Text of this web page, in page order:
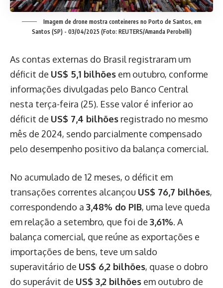
Imagem de drone mostra conteineres no Porto de Santos, em
Santos (SP) - 03/04/2025 (Foto: REUTERS/Amanda Perobelli)
As contas externas do Brasil registraram um
déficit de US$ 5,1 bilhões em outubro, conforme
informações divulgadas pelo Banco Central
nesta terça-feira (25). Esse valor é inferior ao
déficit de US$ 7,4 bilhões registrado no mesmo
mês de 2024, sendo parcialmente compensado
pelo desempenho positivo da balança comercial.
No acumulado de 12 meses, o déficit em
transações correntes alcançou US$ 76,7 bilhões,
correspondendo a 3,48% do PIB, uma leve queda
em relação a setembro, que foi de 3,61%. A
balança comercial, que reúne as exportações e
importações de bens, teve um saldo
superavitário de US$ 6,2 bilhões, quase o dobro
do superávit de US$ 3,2 bilhões em outubro de